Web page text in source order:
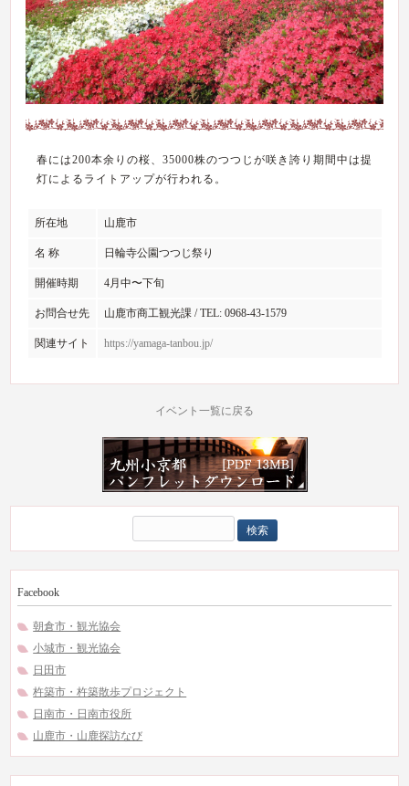
春には200本余りの桜、35000株のつつじが咲き誇り期間中は提
灯によるライトアップが行われる。
所在地 山鹿市
名 称 日輪寺公園つつじ祭り
開催時期 4月中〜下旬
お問合せ先 山鹿市商工観光課 / TEL: 0968-43-1579
関連サイト https://yamaga-tanbou.jp/
イベント一覧に戻る
索:
Facebook
朝倉市・観光協会
小城市・観光協会
日田市
杵築市・杵築散歩プロジェクト
日南市・日南市役所
山鹿市・山鹿探訪なび